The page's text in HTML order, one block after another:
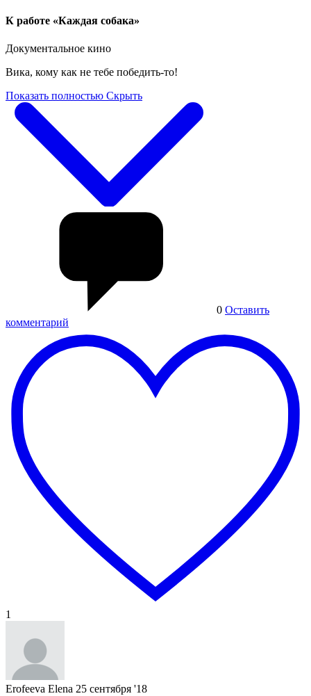
К работе «Каждая собака»
Документальное кино
Вика, кому как не тебе победить-то!
Показать полностью Скрыть
0 Оставить
комментарий
1
Erofeeva Elena 25 сентября '18